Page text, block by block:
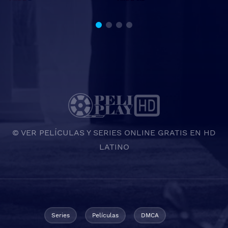
© VER PELÍCULAS Y SERIES ONLINE GRATIS EN HD
LATINO
Series Películas DMCA